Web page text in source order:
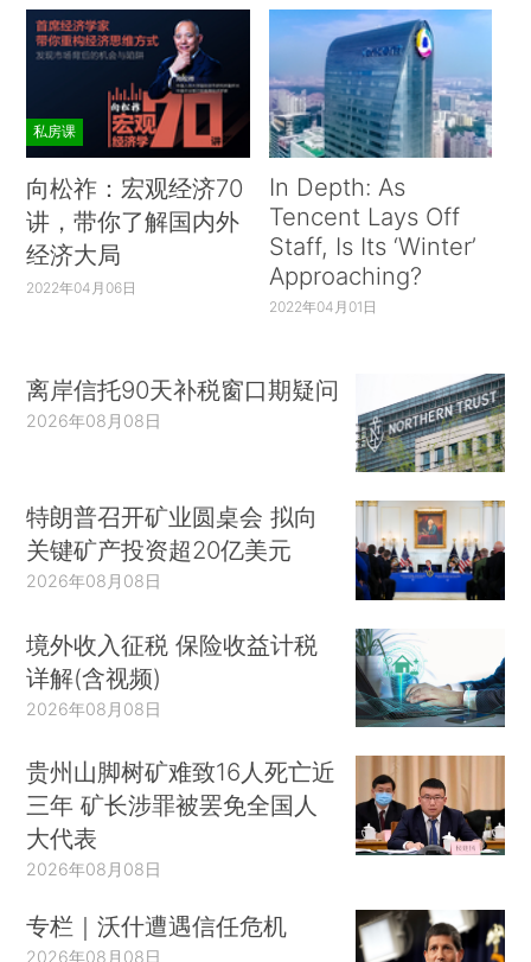
私房课
向松祚：宏观经济70
讲，带你了解国内外
经济大局
2022年04月06日
In Depth: As
Tencent Lays Off
Staff, Is Its ‘Winter’
Approaching?
2022年04月01日
离岸信托90天补税窗口期疑问
2026年08月08日
特朗普召开矿业圆桌会 拟向
关键矿产投资超20亿美元
2026年08月08日
境外收入征税 保险收益计税
详解(含视频)
2026年08月08日
贵州山脚树矿难致16人死亡近
三年 矿长涉罪被罢免全国人
大代表
2026年08月08日
专栏｜沃什遭遇信任危机
2026年08月08日